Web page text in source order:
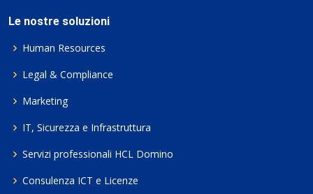
Le nostre soluzioni
Human Resources
Legal & Compliance
Marketing
IT, Sicurezza e Infrastruttura
Servizi professionali HCL Domino
Consulenza ICT e Licenze